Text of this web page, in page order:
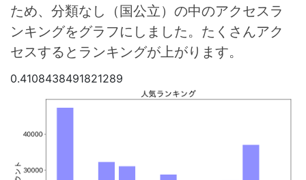
ため、分類なし（国公立）の中のアクセスラ
ンキングをグラフにしました。たくさんアク
セスするとランキングが上がります。
0.4108438491821289